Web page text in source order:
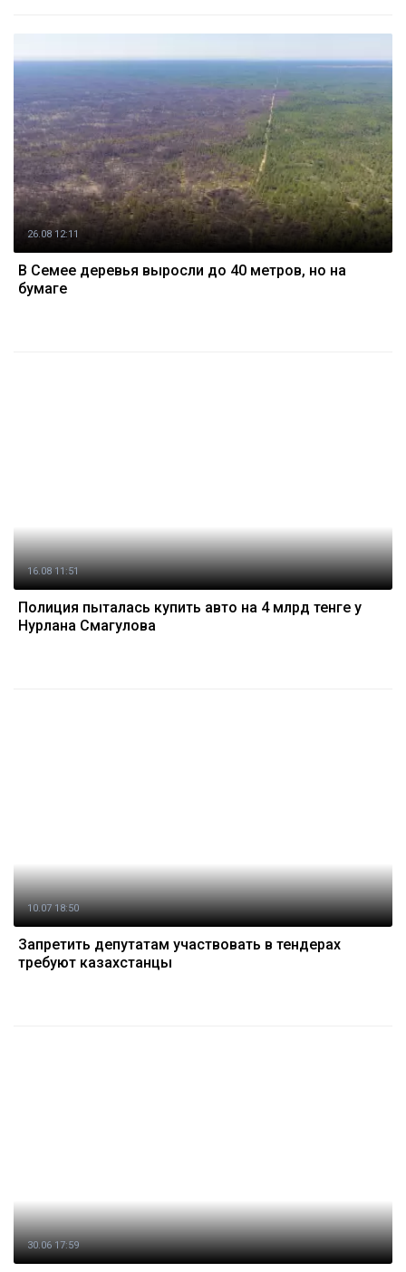
26.08 12:11
В Семее деревья выросли до 40 метров, но на
бумаге
16.08 11:51
Полиция пыталась купить авто на 4 млрд тенге у
Нурлана Смагулова
10.07 18:50
Запретить депутатам участвовать в тендерах
требуют казахстанцы
30.06 17:59